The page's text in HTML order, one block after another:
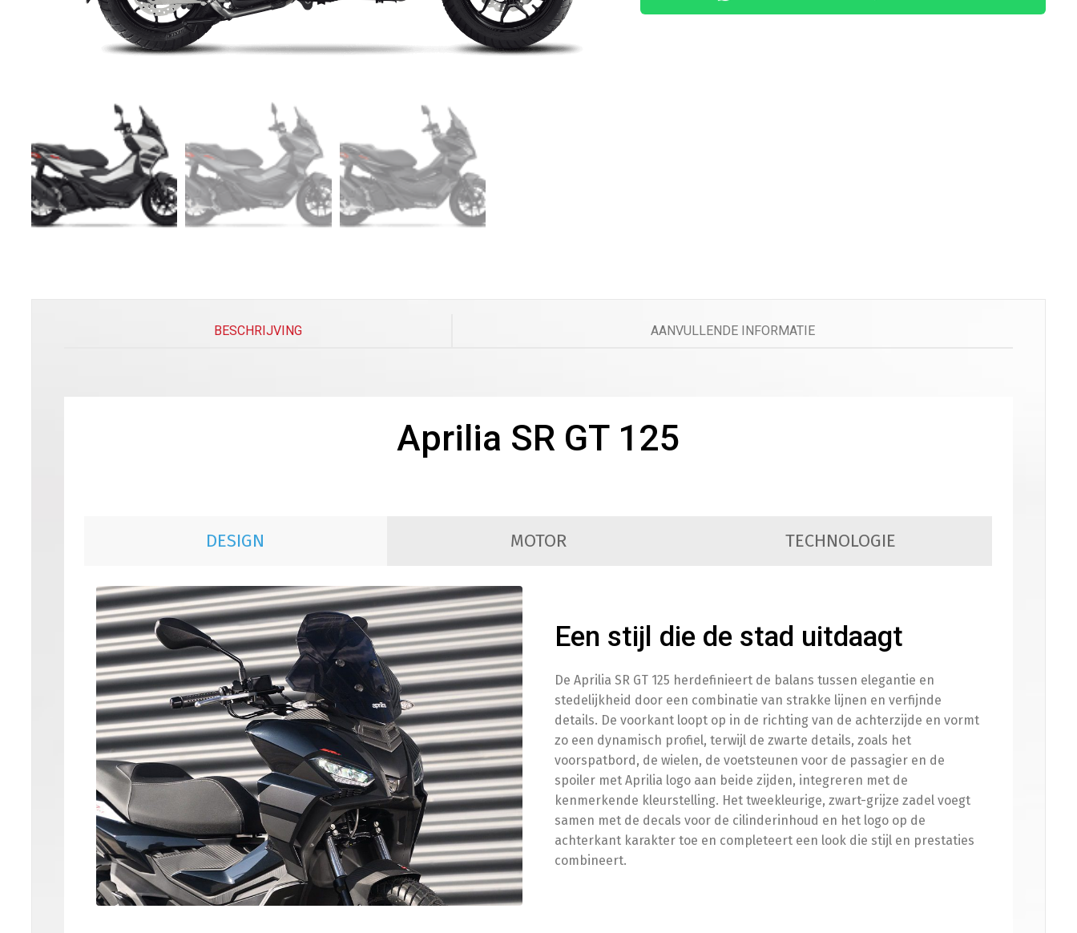
BESCHRIJVING AANVULLENDE INFORMATIE
Aprilia SR GT 125
DESIGN MOTOR TECHNOLOGIE
Een stijl die de stad uitdaagt
De Aprilia SR GT 125 herdefinieert de balans tussen elegantie en
stedelijkheid door een combinatie van strakke lijnen en verfijnde
details. De voorkant loopt op in de richting van de achterzijde en vormt
zo een dynamisch profiel, terwijl de zwarte details, zoals het
voorspatbord, de wielen, de voetsteunen voor de passagier en de
spoiler met Aprilia logo aan beide zijden, integreren met de
kenmerkende kleurstelling. Het tweekleurige, zwart-grijze zadel voegt
samen met de decals voor de cilinderinhoud en het logo op de
achterkant karakter toe en completeert een look die stijl en prestaties
combineert.